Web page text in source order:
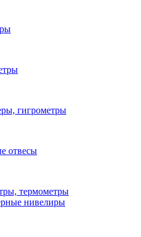
гигрометры
отвесы
термометры
нивелиры